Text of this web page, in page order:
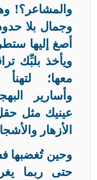
والمشاعر؟!
وجمال بلا
أصغ إليها
ويأخذ بلبِّك
معها؛
وأسارير
عينيك مثل
الأزهار
وحين تُغضبها
حتى ربما